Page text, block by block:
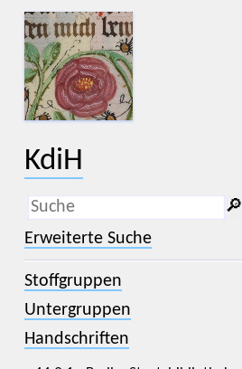
KdiH
_
(der Unterstrich) ist Platzhalter für
genau ein Zeichen.
% (das Prozentzeichen) ist Platzhalter
für kein, ein oder mehr als ein
🔎︎
Erweiterte Suche
Stoffgruppen
Untergruppen
Handschriften